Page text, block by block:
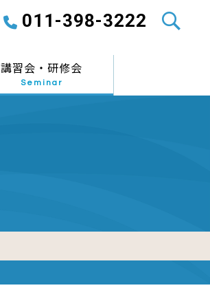
011-398-3222
講習会・研修会
Seminar